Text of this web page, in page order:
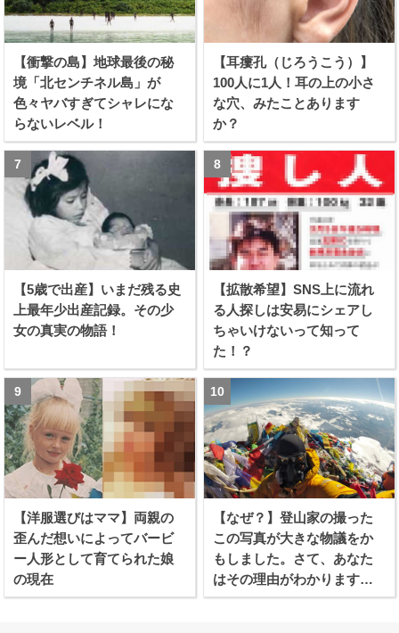
【衝撃の島】地球最後の秘
境「北センチネル島」が
色々ヤバすぎてシャレにな
らないレベル！
【耳瘻孔（じろうこう）】
100人に1人！耳の上の小さ
な穴、みたことあります
か？
【5歳で出産】いまだ残る史
上最年少出産記録。その少
女の真実の物語！
【拡散希望】SNS上に流れ
る人探しは安易にシェアし
ちゃいけないって知って
た！？
【洋服選びはママ】両親の
歪んだ想いによってバービ
ー人形として育てられた娘
の現在
【なぜ？】登山家の撮った
この写真が大きな物議をか
もしました。さて、あなた
はその理由がわかります
か？